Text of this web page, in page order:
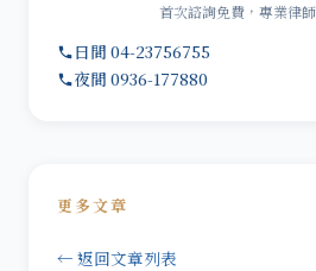
首次諮詢免費，專業律
日間 04-23756755
夜間 0936-177880
更多文章
← 返回文章列表